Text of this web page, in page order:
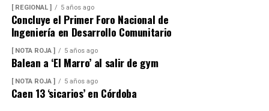
[ REGIONAL ] 5 años ago
Concluye el Primer Foro Nacional de
Ingeniería en Desarrollo Comunitario
[ NOTA ROJA ] 5 años ago
Balean a ‘El Marro’ al salir de gym
[ NOTA ROJA ] 5 años ago
Caen 13 ‘sicarios’ en Córdoba